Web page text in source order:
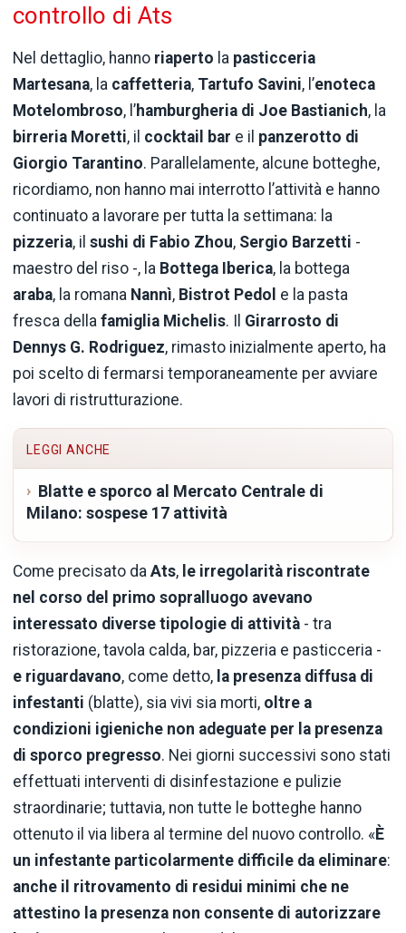
controllo di Ats
Nel dettaglio, hanno riaperto la pasticceria
Martesana, la caffetteria, Tartufo Savini, l’enoteca
Motelombroso, l’hamburgheria di Joe Bastianich, la
birreria Moretti, il cocktail bar e il panzerotto di
Giorgio Tarantino. Parallelamente, alcune botteghe,
ricordiamo, non hanno mai interrotto l’attività e hanno
continuato a lavorare per tutta la settimana: la
pizzeria, il sushi di Fabio Zhou, Sergio Barzetti -
maestro del riso -, la Bottega Iberica, la bottega
araba, la romana Nannì, Bistrot Pedol e la pasta
fresca della famiglia Michelis. Il Girarrosto di
Dennys G. Rodriguez, rimasto inizialmente aperto, ha
poi scelto di fermarsi temporaneamente per avviare
lavori di ristrutturazione.
LEGGI ANCHE
Blatte e sporco al Mercato Centrale di
Milano: sospese 17 attività
Come precisato da Ats, le irregolarità riscontrate
nel corso del primo sopralluogo avevano
interessato diverse tipologie di attività - tra
ristorazione, tavola calda, bar, pizzeria e pasticceria -
e riguardavano, come detto, la presenza diffusa di
infestanti (blatte), sia vivi sia morti, oltre a
condizioni igieniche non adeguate per la presenza
di sporco pregresso. Nei giorni successivi sono stati
effettuati interventi di disinfestazione e pulizie
straordinarie; tuttavia, non tutte le botteghe hanno
ottenuto il via libera al termine del nuovo controllo. «È
un infestante particolarmente difficile da eliminare:
anche il ritrovamento di residui minimi che ne
attestino la presenza non consente di autorizzare